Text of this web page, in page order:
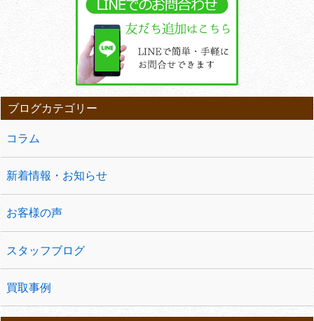
ブログカテゴリー
コラム
新着情報・お知らせ
お客様の声
スタッフブログ
買取事例